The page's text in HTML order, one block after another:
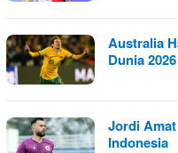
Australia
Dunia 2026
Jordi
Indonesia